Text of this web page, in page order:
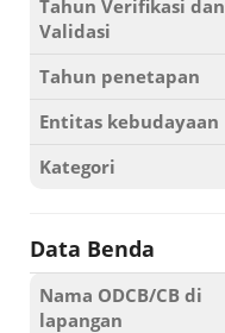
Tahun Verifikasi dan
Validasi
Tahun penetapan
Entitas kebudayaan
Kategori
Data Benda
Nama ODCB/CB di
lapangan